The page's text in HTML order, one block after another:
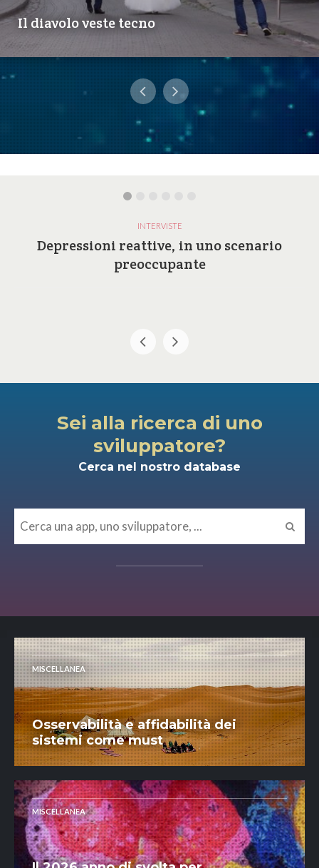
Il diavolo veste tecno
INTERVISTE
Depressioni reattive, in uno scenario
preoccupante
Sei alla ricerca di uno
sviluppatore?
Cerca nel nostro database
MISCELLANEA
Osservabilità e affidabilità dei
sistemi come must
MISCELLANEA